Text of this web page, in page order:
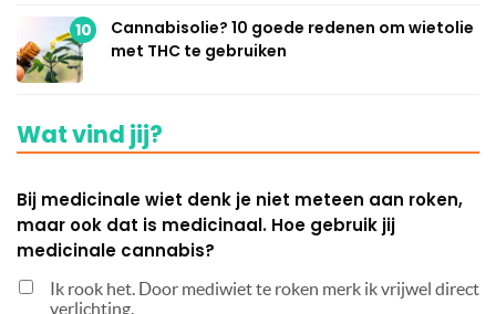
10
Cannabisolie? 10 goede redenen om wietolie
met THC te gebruiken
Wat vind jij?
Bij medicinale wiet denk je niet meteen aan roken,
maar ook dat is medicinaal. Hoe gebruik jij
medicinale cannabis?
Ik rook het. Door mediwiet te roken merk ik vrijwel direct
verlichting.